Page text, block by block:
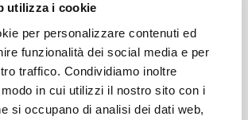
utilizza i cookie
per personalizzare contenuti ed
funzionalità dei social media e per
traffico. Condividiamo inoltre
in cui utilizzi il nostro sito con i
si occupano di analisi dei dati web,